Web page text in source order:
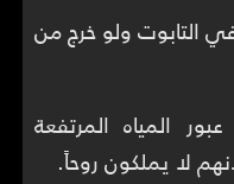
التابوت ولو خرج من
المياه المرتفعة
لا يملكون روحاً.